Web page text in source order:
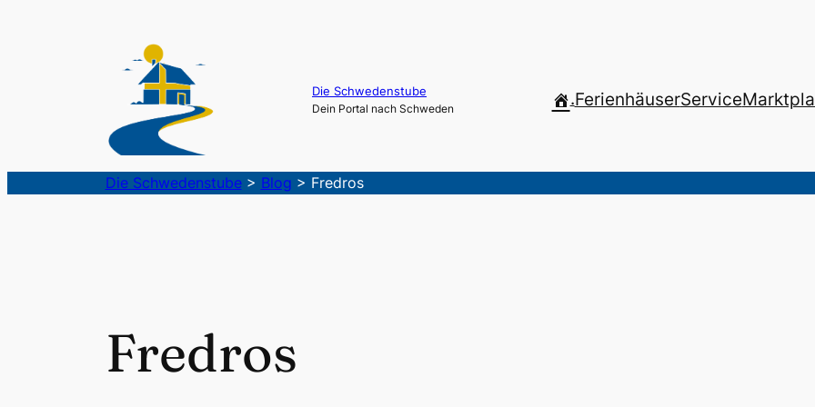
Die Schwedenstube
Dein Portal nach Schweden .FerienhäuserService
Die Schwedenstube> Blog > Fredros
Fredros